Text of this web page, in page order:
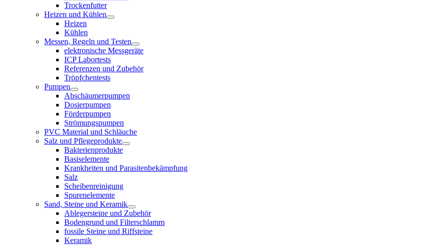
Trockenfutter
Heizen und Kühlen
Heizen
Kühlen
Messen, Regeln und Testen
elektronische Messgeräte
ICP Labortests
Referenzen und Zubehör
Tröpfchentests
Pumpen
Abschäumerpumpen
Dosierpumpen
Förderpumpen
Strömungspumpen
PVC Material und Schläuche
Salz und Pflegeprodukte
Bakterienprodukte
Basiselemente
Krankheiten und Parasitenbekämpfung
Salz
Scheibenreinigung
Spurenelemente
Sand, Steine und Keramik
Ablegersteine und Zubehör
Bodengrund und Filterschlamm
fossile Steine und Riffsteine
Keramik